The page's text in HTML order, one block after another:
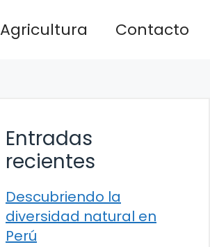
Agricultura Contacto
Entradas
recientes
Descubriendo la
diversidad natural en
Perú